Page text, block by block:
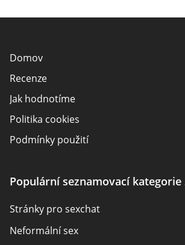
Domov
Recenze
Jak hodnotíme
Politika cookies
Podmínky použití
O nás
Populární seznamovací kategorie
Stránky pro sexchat
Neformální sex